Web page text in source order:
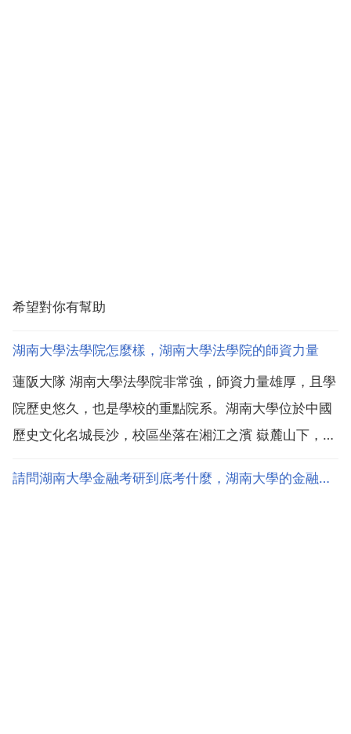
希望對你有幫助
湖南大學法學院怎麼樣，湖南大學法學院的師資力量
蓮阪大隊 湖南大學法學院非常強，師資力量雄厚，且學
院歷史悠久，也是學校的重點院系。湖南大學位於中國
歷史文化名城長沙，校區坐落在湘江之濱 嶽麓山下，是
建設高校 國家 世界一流大學 建設高校。法學院位於學
請問湖南大學金融考研到底考什麼，湖南大學的金融學考研要考哪些科目